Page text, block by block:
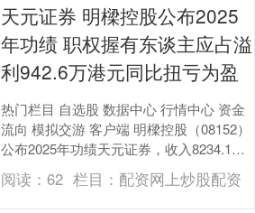
天元证券 明樑控股公布2025
年功绩 职权握有东谈主应占溢
利942.6万港元同比扭亏为盈
热门栏目 自选股 数据中心 行情中心 资金
流向 模拟交游 客户端 明樑控股（08152）
公布2025年功绩天元证券，收入8234.1万
港元，同比增长21.6%；....
阅读：62 栏目： 配资网上炒股配资